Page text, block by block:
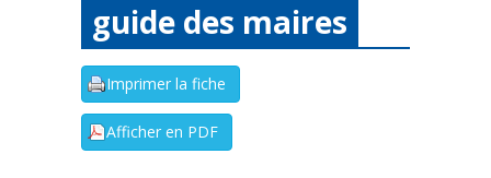
guide des maires